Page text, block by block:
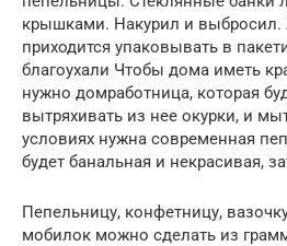
крышками. Накурил и выбросил.
приходится упаковывать в
благоухали Чтобы дома иметь
нужно домработница, которая
вытряхивать из нее окурки, и
условиях нужна современная
будет банальная и некрасивая,
Пепельницу, конфетницу,
мобилок можно сделать из